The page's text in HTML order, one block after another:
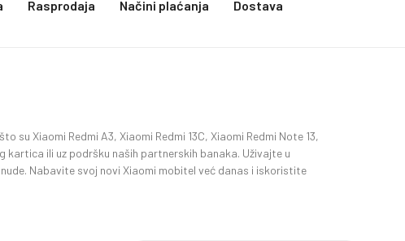
Rasprodaja Načini plaćanja
Dostava
Xiaomi Redmi A3, Xiaomi Redmi 13C, Xiaomi Redmi Note 13,
ili uz podršku naših partnerskih banaka. Uživajte u
Nabavite svoj novi Xiaomi mobitel već danas i iskoristite